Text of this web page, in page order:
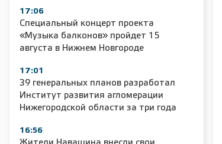
17:06
Специальный концерт проекта
«Музыка балконов» пройдет 15
августа в Нижнем Новгороде
17:01
39 генеральных планов разработал
Институт развития агломерации
Нижегородской области за три года
16:56